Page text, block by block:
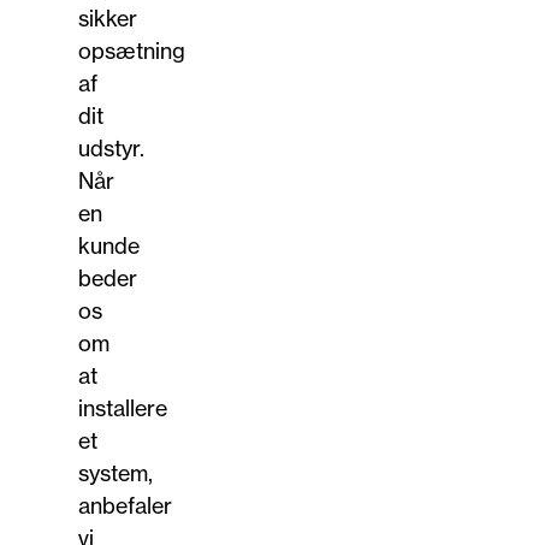
sikker
opsætning
af
dit
udstyr.
Når
en
kunde
beder
os
om
at
installere
et
system,
anbefaler
vi